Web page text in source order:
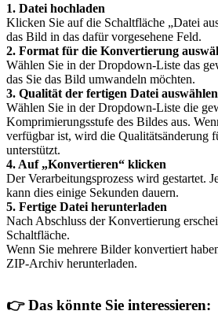
1. Datei hochladen
Klicken Sie auf die Schaltfläche „Datei
das Bild in das dafür vorgesehene Feld.
2. Format für die Konvertierung
Wählen Sie in der Dropdown-Liste das
das Sie das Bild umwandeln möchten.
3. Qualität der fertigen Datei auswählen
Wählen Sie in der Dropdown-Liste die
Komprimierungsstufe des Bildes aus.
verfügbar ist, wird die Qualitätsänderung
unterstützt.
4. Auf „Konvertieren“ klicken
Der Verarbeitungsprozess wird gestartet.
kann dies einige Sekunden dauern.
5. Fertige Datei herunterladen
Nach Abschluss der Konvertierung
Schaltfläche.
Wenn Sie mehrere Bilder konvertiert
ZIP-Archiv herunterladen.
👉Das könnte Sie interessieren: